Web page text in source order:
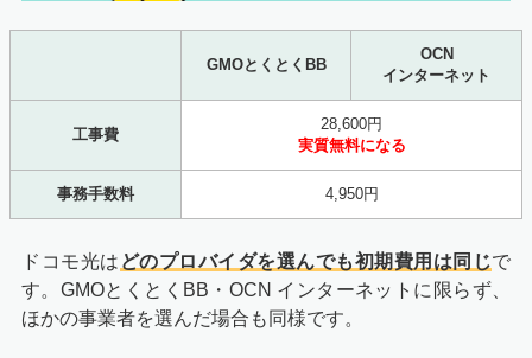
GMOとくとくBB
OCN
インターネット
工事費
28,600円
実質無料になる
事務手数料 4,950円
ドコモ光は どのプロバイダを選んでも初期費用は同じで
す。GMOとくとくBB・OCN インターネットに限らず、
ほかの事業者を選んだ場合も同様です。